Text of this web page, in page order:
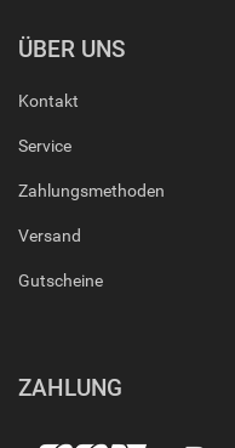
ÜBER UNS
Kontakt
Service
Zahlungsmethoden
Versand
Gutscheine
ZAHLUNG